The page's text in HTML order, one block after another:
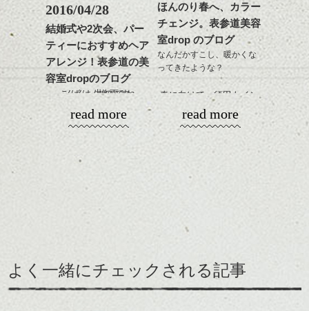
ハンサムショート／ヘッド
スパ／伸びても目立たない
ルカラー/髪質改善/TOKIOト
ナーカラー/イルミナカラー/
これからのスタイルチェ
ンジの事等
是非なんでもご相談して
下さい。
お待ちしております
くるりんぱは丸みが作りやすいアレンジな
ので、直毛さんも柔らかくみえやすく、ラ
ロングヘアの方は毛先をかるく巻いてあげ
↑マーメイドアッシュで落ち着いたツヤあり
をプラスしてます。
て、全体になじませるように手ぐしをいれ
2016/04/28
結婚式や2次会、パー
ティーにおすすめヘア
アレンジ！表参道の美
容室dropのブログ
こんばんは。生憎の雨ですね。
春から夏にかけて結婚式やイベントが多い
ので、セットやアレンジのお客様が多数ご
来店しております！
先日のお客様。
read more
ほんのり春へ、カラー
チェンジ。表参道美容
室drop のブログ
なんだかすこし、暖かくな
ってきたような？
春に向けて、須田もイン
ナーカラー復活させまし
た。
淡いピンクと、濃いグレ
read more
よく一緒にチェックされる記事